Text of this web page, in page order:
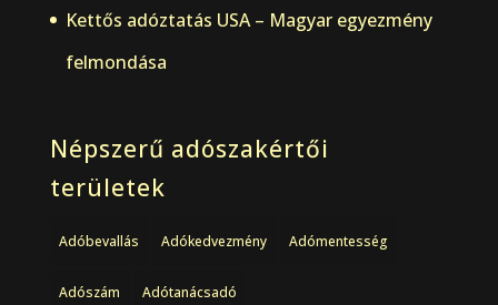
Kettős adóztatás USA – Magyar egyezmény
felmondása
Népszerű adószakértői
területek
Adóbevallás Adókedvezmény Adómentesség
Adószám Adótanácsadó